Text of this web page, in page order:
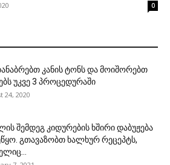
0
კანის ტონს და მოიშორებთ
უკვე 3 პროცედურაში
24, 2020
შემდეგ კიდურების ხშირი დაბუჟება
გთავაზობთ ხალხურ რეცეპტს,